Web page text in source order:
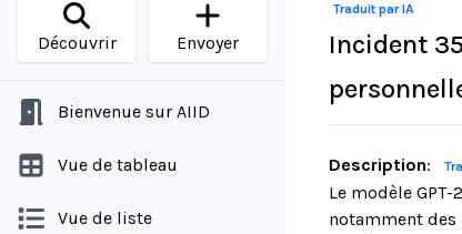
Découvrir Envoyer
Bienvenue sur AIID
Vue de tableau
Vue de liste
Traduit par IA
Incident
Description:
Le modèle
notamment